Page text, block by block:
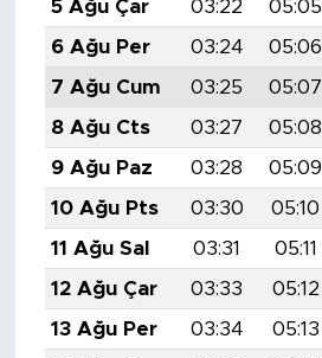
5 Ağu Çar
03:22 05:05
6 Ağu Per
03:24 05:06
7 Ağu Cum
03:25 05:07
8 Ağu Cts
03:27 05:08
9 Ağu Paz
03:28 05:09
10 Ağu Pts
03:30 05:10
11 Ağu Sal
03:31 05:11
12 Ağu Çar
03:33 05:12
13 Ağu Per
03:34 05:13